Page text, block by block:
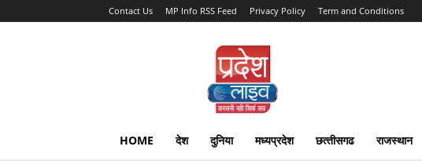
Contact Us MP Info RSS Feed Privacy Policy Term and Conditions
Pradesh
Live
HOME देश दुनिया मध्यप्रदेश छत्‍तीसगढ राजस्‍थान